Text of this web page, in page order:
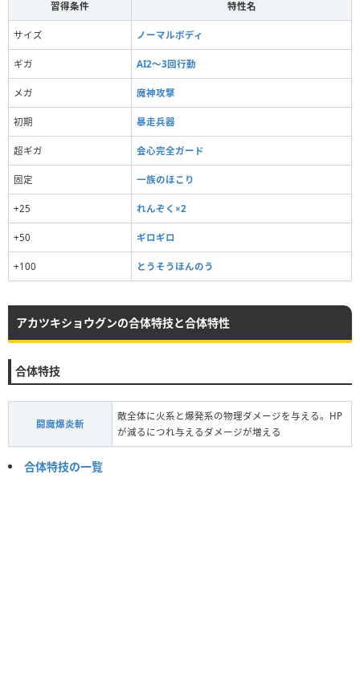
習得条件 特性名
サイズ ノーマルボディ
ギガ AI2～3回行動
メガ 魔神攻撃
初期 暴走兵器
超ギガ 会心完全ガード
固定 一族のほこり
+25 れんぞく×2
+50 ギロギロ
+100 とうそうほんのう
アカツキショウグンの合体特技と合体特性
合体特技
闘魔爆炎斬
敵全体に火系と爆発系の物理ダメージを与える。HP
が減るにつれ与えるダメージが増える
合体特技の一覧